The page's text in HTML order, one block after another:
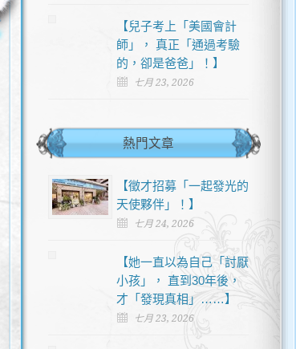
【兒子考上「美國會計
師」， 真正「通過考驗
的，卻是爸爸」！】
七月 23, 2026
熱門文章
【徵才招募「一起發光的
天使夥伴」！】
七月 24, 2026
【她一直以為自己「討厭
小孩」， 直到30年後，
才「發現真相」……】
七月 23, 2026